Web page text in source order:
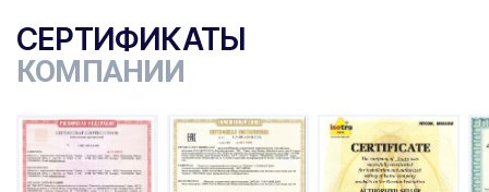
СЕРТИФИКАТЫ
КОМПАНИИ